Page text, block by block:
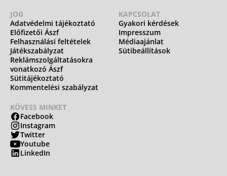
JOG
Adatvédelmi tájékoztató
Előfizetői Ászf
Felhasználási feltételek
Játékszabályzat
Reklámszolgáltatásokra
vonatkozó Ászf
Sütitájékoztató
Kommentelési szabályzat
KAPCSOLAT
Gyakori kérdések
Impresszum
Médiaajánlat
Sütibeállítások
KÖVESS MINKET
Facebook
Instagram
Twitter
Youtube
LinkedIn